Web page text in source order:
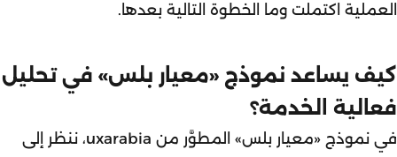
العملية اكتملت وما الخطوة التالية بعدها.
كيف يساعد نموذج «معيار بلس» في تحليل
فعالية الخدمة؟
في نموذج «معيار بلس» المطوَّر من uxarabia، ننظر إلى